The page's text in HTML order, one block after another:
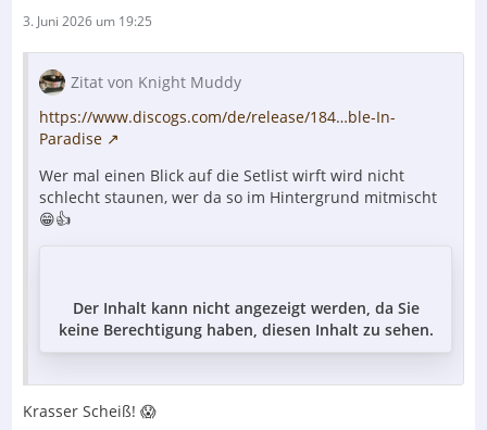
3. Juni 2026 um 19:25
Zitat von Knight Muddy
https://www.discogs.com/de/release/184…ble-In-
Paradise
Wer mal einen Blick auf die Setlist wirft wird nicht
schlecht staunen, wer da so im Hintergrund mitmischt
😁👍
Der Inhalt kann nicht angezeigt werden, da Sie
keine Berechtigung haben, diesen Inhalt zu sehen.
Krasser Scheiß! 😱